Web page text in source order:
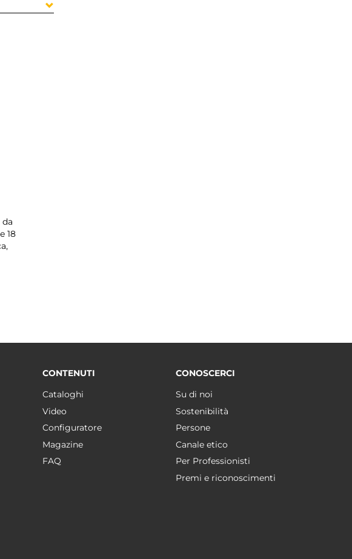
18
CONTENUTI
Cataloghi
Video
Configuratore
Magazine
FAQ
CONOSCERCI
Su di noi
Sostenibilità
Persone
Canale etico
Per Professionisti
Premi e riconoscimenti